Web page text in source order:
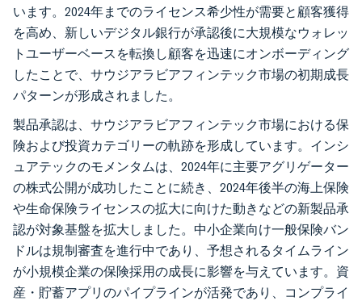
います。2024年までのライセンス希少性が需要と顧客獲得
を高め、新しいデジタル銀行が承認後に大規模なウォレッ
トユーザーベースを転換し顧客を迅速にオンボーディング
したことで、サウジアラビアフィンテック市場の初期成長
パターンが形成されました。
製品承認は、サウジアラビアフィンテック市場における保
険および投資カテゴリーの軌跡を形成しています。インシ
ュアテックのモメンタムは、2024年に主要アグリゲーター
の株式公開が成功したことに続き、2024年後半の海上保険
や生命保険ライセンスの拡大に向けた動きなどの新製品承
認が対象基盤を拡大しました。中小企業向け一般保険バン
ドルは規制審査を進行中であり、予想されるタイムライン
が小規模企業の保険採用の成長に影響を与えています。資
産・貯蓄アプリのパイプラインが活発であり、コンプライ